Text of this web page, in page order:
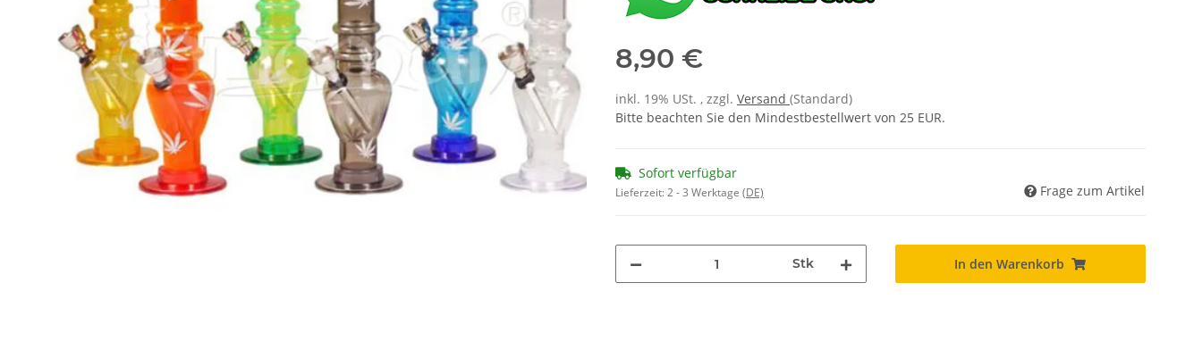
8,90 €
inkl. 19% USt. , zzgl. Versand (Standard)
Bitte beachten Sie den Mindestbestellwert von 25 EUR.
Sofort verfügbar
Lieferzeit:2 - 3 Werktage (DE) Frage zum Artikel
Stk In den Warenkorb